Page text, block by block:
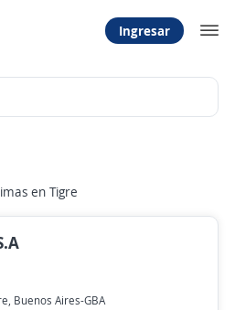
Ingresar
en Tigre
Buenos Aires-GBA